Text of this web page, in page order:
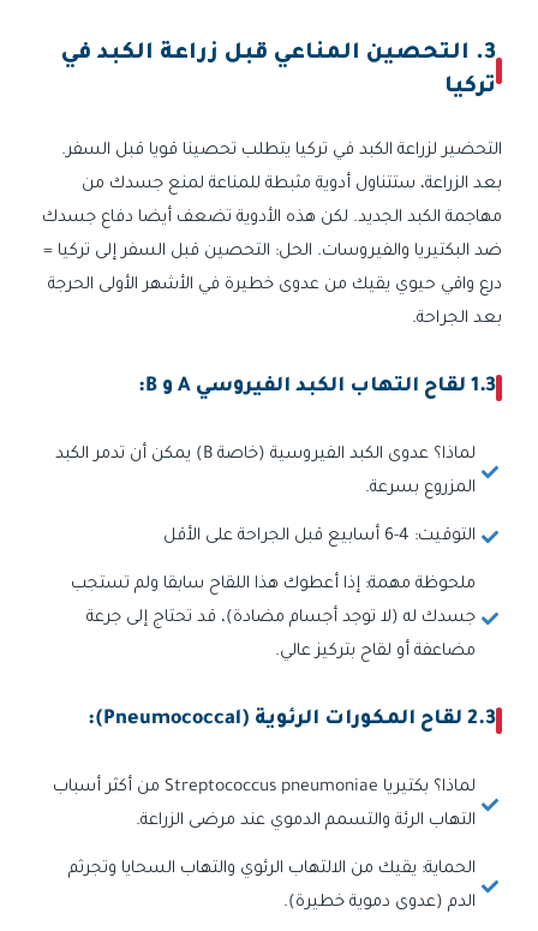
3. التحصين المناعي قبل زراعة الكبد في
تركيا
التحضير لزراعة الكبد في تركيا يتطلب تحصينا قويا قبل السفر.
بعد الزراعة، ستتناول أدوية مثبطة للمناعة لمنع جسدك من
مهاجمة الكبد الجديد. لكن هذه الأدوية تضعف أيضا دفاع جسدك
ضد البكتيريا والفيروسات. الحل: التحصين قبل السفر إلى تركيا =
درع واقي حيوي يقيك من عدوى خطيرة في الأشهر الأولى الحرجة
بعد الجراحة.
1.3 لقاح التهاب الكبد الفيروسي A و B:
لماذا؟ عدوى الكبد الفيروسية (خاصة B) يمكن أن تدمر الكبد
المزروع بسرعة.
التوقيت: 4-6 أسابيع قبل الجراحة على الأقل
ملحوظة مهمة: إذا أعطوك هذا اللقاح سابقا ولم تستجب
جسدك له (لا توجد أجسام مضادة)، قد تحتاج إلى جرعة
مضاعفة أو لقاح بتركيز عالي.
2.3 لقاح المكورات الرئوية (Pneumococcal):
لماذا؟ بكتيريا Streptococcus pneumoniae من أكثر أسباب
التهاب الرئة والتسمم الدموي عند مرضى الزراعة.
الحماية: يقيك من الالتهاب الرئوي والتهاب السحايا وتجرثم
الدم (عدوى دموية خطيرة).